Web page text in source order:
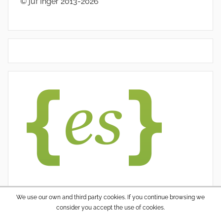
We use our own and third party cookies. If you continue browsing we
consider you accept the use of cookies.